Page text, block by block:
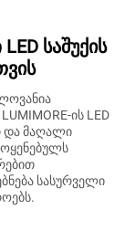
საშუქის
ის LED
და მაღალი
სასურველი